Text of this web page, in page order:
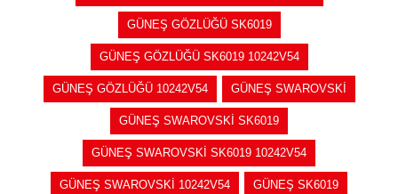
GÜNEŞ GÖZLÜĞÜ SK6019
GÜNEŞ GÖZLÜĞÜ SK6019 10242V54
GÜNEŞ GÖZLÜĞÜ 10242V54 GÜNEŞ SWAROVSKİ
GÜNEŞ SWAROVSKİ SK6019
GÜNEŞ SWAROVSKİ SK6019 10242V54
GÜNEŞ SWAROVSKİ 10242V54 GÜNEŞ SK6019